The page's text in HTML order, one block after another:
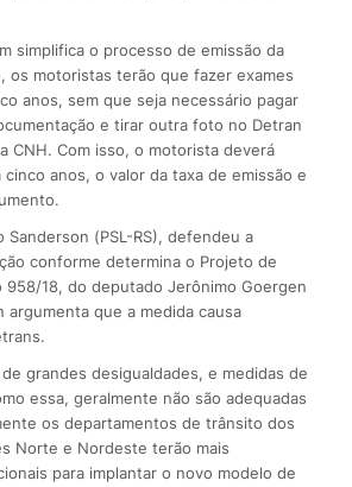
simplifica o processo de emissão da
os motoristas terão que fazer exames
anos, sem que seja necessário pagar
e tirar outra foto no Detran
CNH. Com isso, o motorista deverá
cinco anos, o valor da taxa de emissão e
Sanderson (PSL-RS), defendeu a
conforme determina o Projeto de
958/18, do deputado Jerônimo Goergen
argumenta que a medida causa
de grandes desigualdades, e medidas de
essa, geralmente não são adequadas
os departamentos de trânsito dos
Norte e Nordeste terão mais
para implantar o novo modelo de